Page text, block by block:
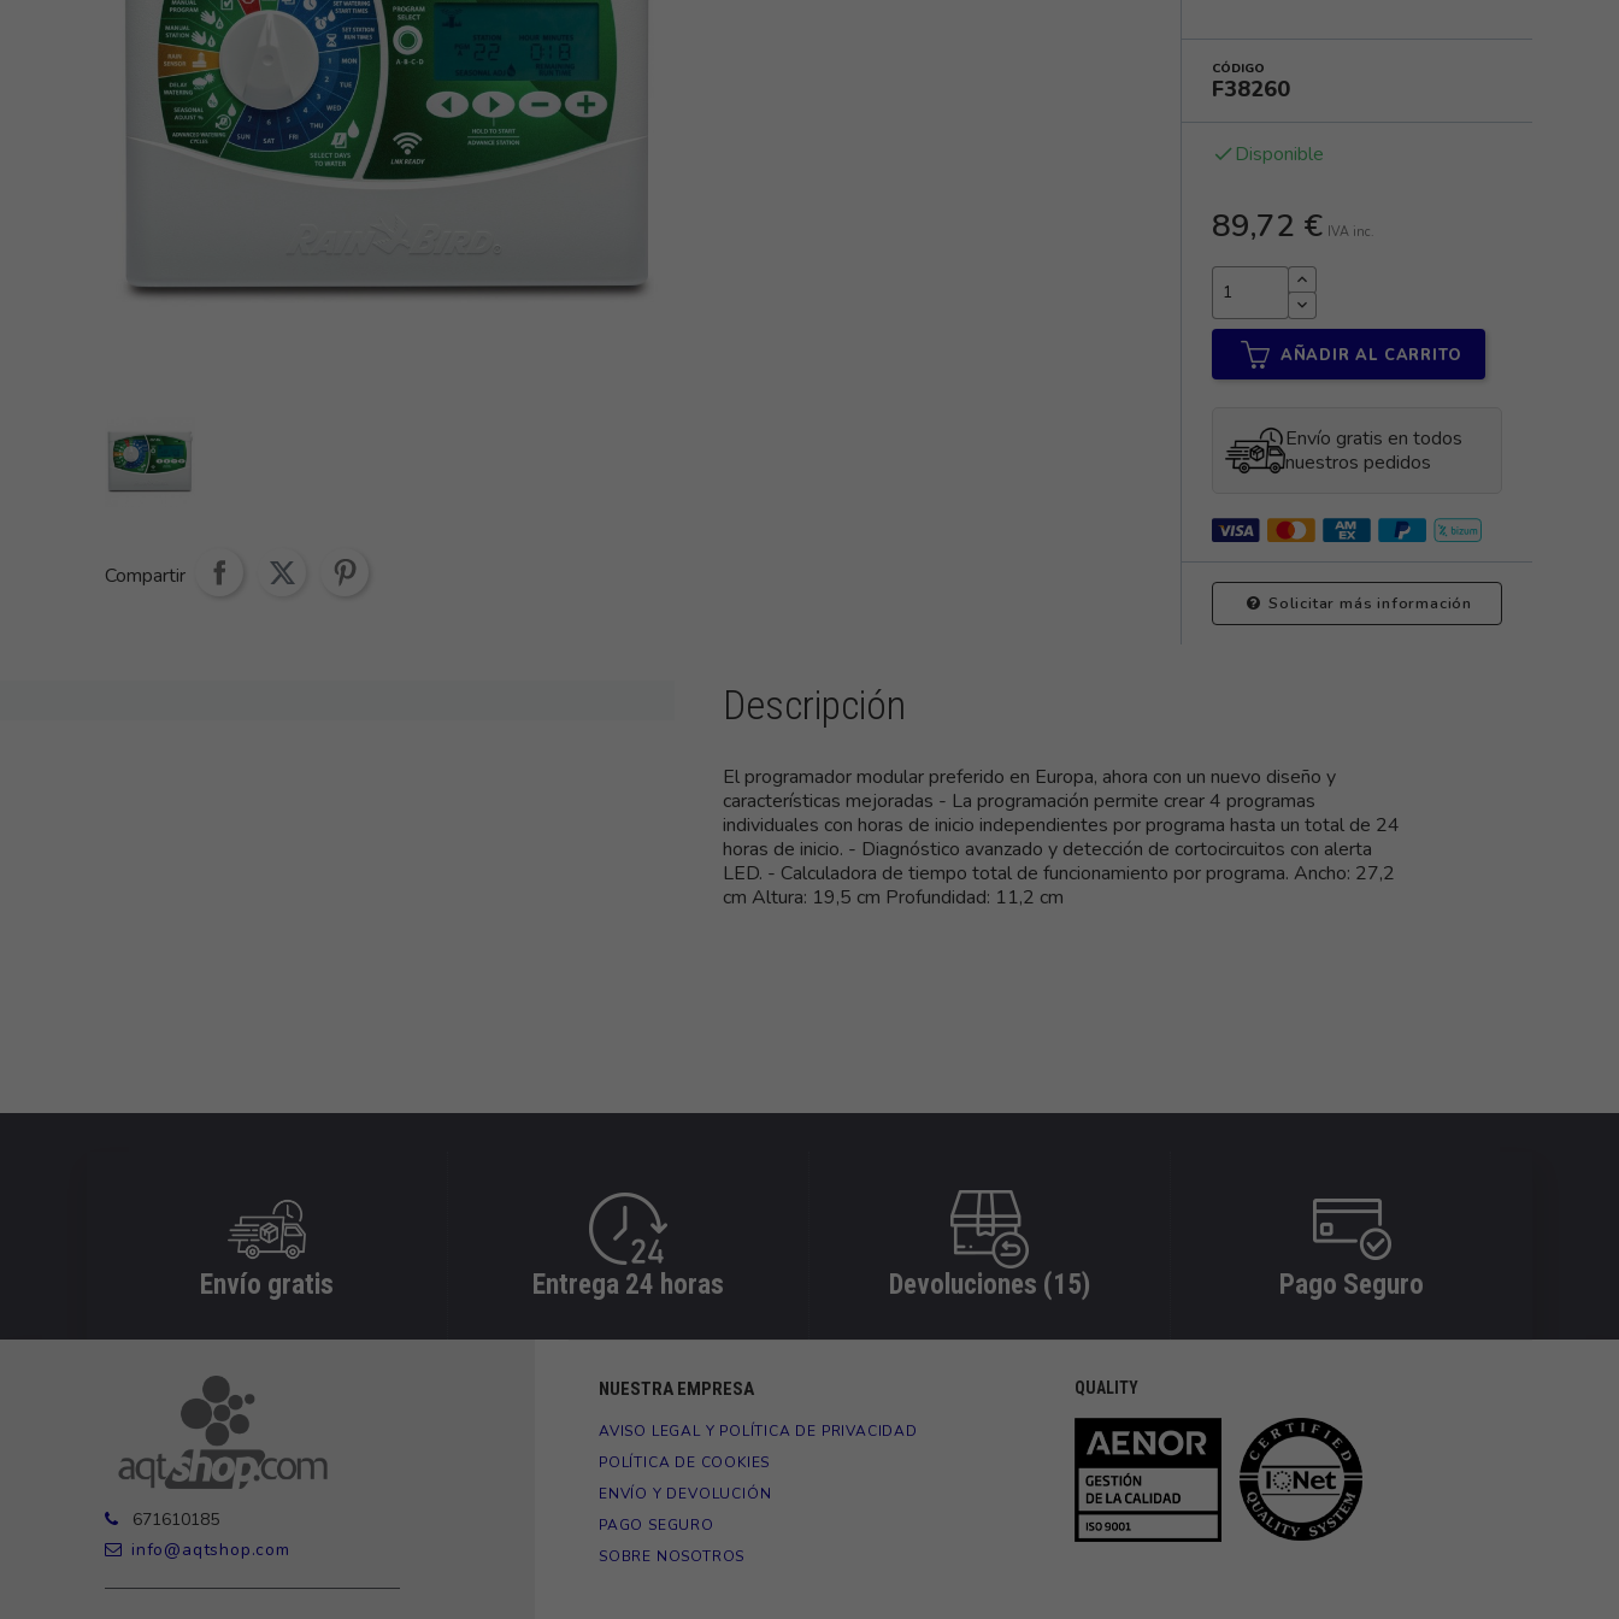
Compartir
CÓDIGO
F38260
done Disponible
89,72 € IVA inc.
AÑADIR AL CARRITO
Envío gratis en todos
nuestros pedidos
Solicitar más información
Descripción
El programador modular preferido en Europa, ahora con un nuevo diseño y
características mejoradas - La programación permite crear 4 programas
individuales con horas de inicio independientes por programa hasta un total de 24
horas de inicio. - Diagnóstico avanzado y detección de cortocircuitos con alerta
LED. - Calculadora de tiempo total de funcionamiento por programa. Ancho: 27,2
cm Altura: 19,5 cm Profundidad: 11,2 cm
Envío gratis Entrega 24 horas Devoluciones (15) Pago Seguro
671610185
info@aqtshop.com
NUESTRA EMPRESA
AVISO LEGAL Y POLÍTICA DE PRIVACIDAD
POLÍTICA DE COOKIES
ENVÍO Y DEVOLUCIÓN
PAGO SEGURO
SOBRE NOSOTROS
QUALITY